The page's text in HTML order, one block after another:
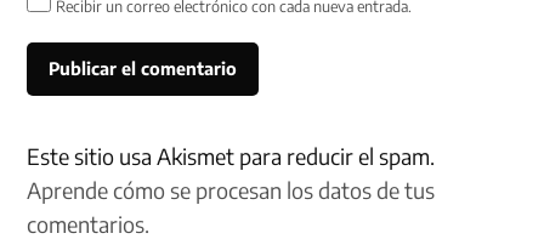
Recibir un correo electrónico con cada nueva entrada.
Este sitio usa Akismet para reducir el spam.
Aprende cómo se procesan los datos de tus
comentarios.